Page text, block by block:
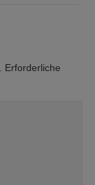
Erforderliche